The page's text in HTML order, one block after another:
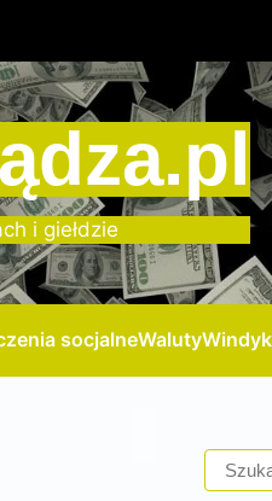
i giełdzie
socjalneWaluty